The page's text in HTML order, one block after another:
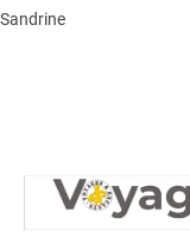
Sandrine